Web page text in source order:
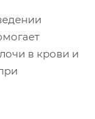
в крови и